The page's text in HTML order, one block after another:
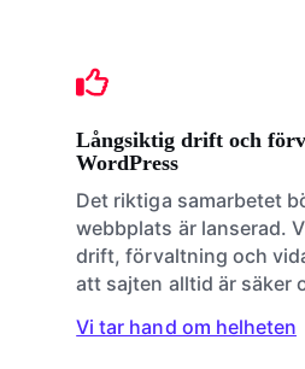
Långsiktig drift och
WordPress
Det riktiga samarbetet
webbplats är lanserad.
drift, förvaltning och
att sajten alltid är säker
Vi tar hand om helheten